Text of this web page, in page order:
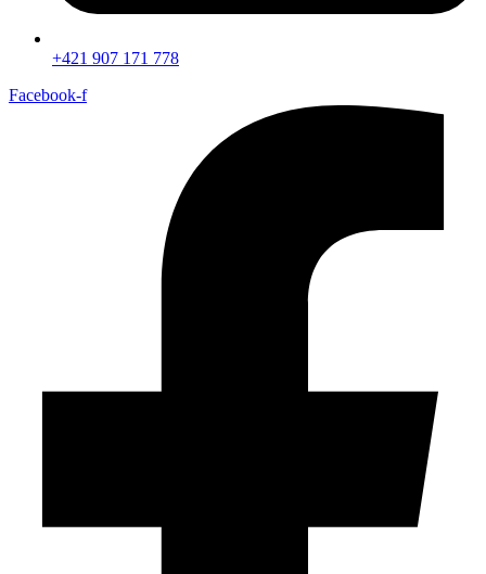
+421 907 171 778‬
Facebook-f